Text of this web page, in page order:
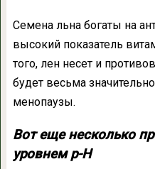
Семена льна богаты на
высокий показатель
того, лен несет и
будет весьма
менопаузы.
Вот еще несколько
уровнем p-H